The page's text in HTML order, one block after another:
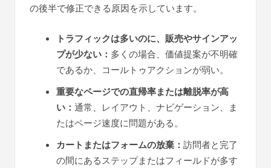
の後半で修正できる原因を示しています。
トラフィックは多いのに、販売やサインアッ
プが少ない： 多くの場合、価値提案が不明確
であるか、コールトゥアクションが弱い。
重要なページでの直帰率または離脱率が高
い： 通常、レイアウト、ナビゲーション、ま
たはページ速度に問題がある。
カートまたはフォームの放棄： 訪問者と完了
の間にあるステップまたはフィールドが多す